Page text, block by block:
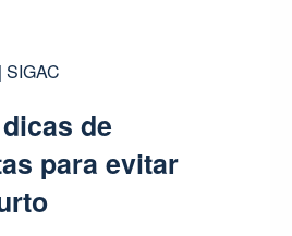
de
para evitar